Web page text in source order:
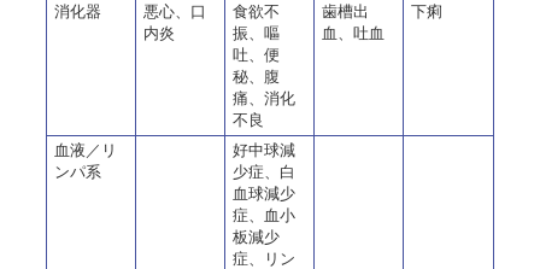
消化器
悪心、口
内炎
食欲不
振、嘔
吐、便
秘、腹
痛、消化
不良
歯槽出
血、吐血
下痢
血液／リ
ンパ系
好中球減
少症、白
血球減少
症、血小
板減少
症、リン